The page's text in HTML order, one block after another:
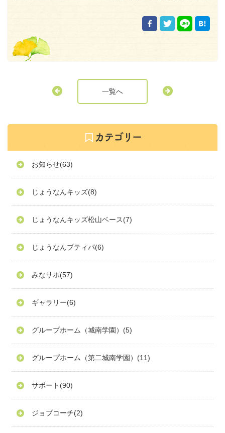
一覧へ
お知らせ(63)
じょうなんキッズ(8)
じょうなんキッズ松山ベース(7)
じょうなんプティパ(6)
みなサポ(57)
ギャラリー(6)
グループホーム（城南学園） (5)
グループホーム（第二城南学園） (11)
サポート (90)
ジョブコーチ(2)